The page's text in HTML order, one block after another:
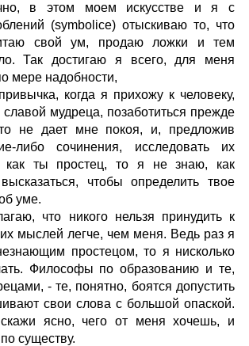
в этом моем искусстве и я с
(symbolice) отыскиваю то, что
свой ум, продаю ложки и тем
Так достигаю я всего, для меня
мере надобности,
когда я прихожу к человеку,
мудреца, позаботиться прежде
не дает мне покоя, и, предложив
либо сочинения, исследовать их
ты простец, то я не знаю, как
чтобы определить твое
уме.
что никого нельзя принудить к
мыслей легче, чем меня. Ведь раз я
простецом, то я нисколько
Философы по образованию и те,
- те, понятно, боятся допустить
свои слова с большой опаской.
ясно, чего от меня хочешь, и
существу.